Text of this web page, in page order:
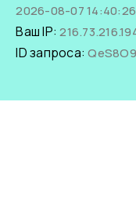
2026-08-07
Ваш IP:
ID запроса: